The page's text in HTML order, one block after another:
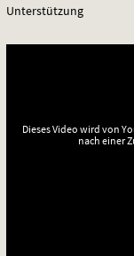
Dieses Video wird von
nach einer